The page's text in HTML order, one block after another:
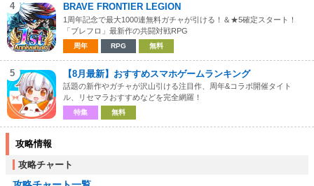
4 BRAVE FRONTIER LEGION
1周年記念で最大1000連無料ガチャが引ける！＆★5確定スタート！
「ブレフロ」最新作の共闘対戦RPG
周年 RPG 無料
5 【8月最新】おすすめスマホゲームランキング
話題の新作やガチャが沢山引ける注目作、周年&コラボ開催タイト
ル、リセマラおすすめなどを完全網羅！
特集 無料
攻略情報
攻略チャート